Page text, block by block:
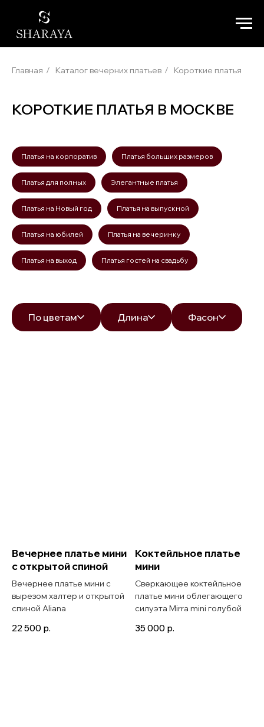
Главная / Каталог вечерних платьев / Короткие платья
КОРОТКИЕ ПЛАТЬЯ В МОСКВЕ
Платья на корпоратив Платья больших размеров
Платья для полных Элегантные платья
Платья на Новый год Платья на выпускной
Платья на юбилей Платья на вечеринку
Платья на выход Платья гостей на свадьбу
По цветам Длина Фасон
Вечернее платье мини
с открытой спиной
Вечернее платье мини с
вырезом халтер и открытой
спиной Aliana
22 500 р.
Коктейльное платье
мини
Сверкающее коктейльное
платье мини облегающего
силуэта Mirra mini голубой
35 000 р.